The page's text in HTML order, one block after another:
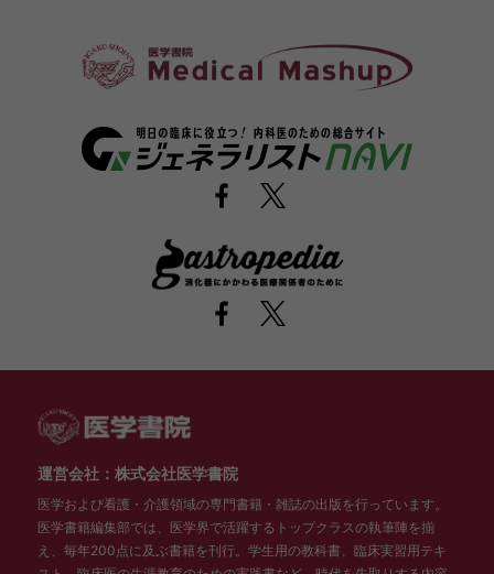
運営会社：株式会社医学書院
医学および看護・介護領域の専門書籍・雑誌の出版を行っています。
医学書籍編集部では、医学界で活躍するトップクラスの執筆陣を揃
え、毎年200点に及ぶ書籍を刊行。学生用の教科書、臨床実習用テキ